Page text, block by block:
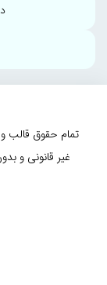
تمام حقوق قالب
غیر قانونی و